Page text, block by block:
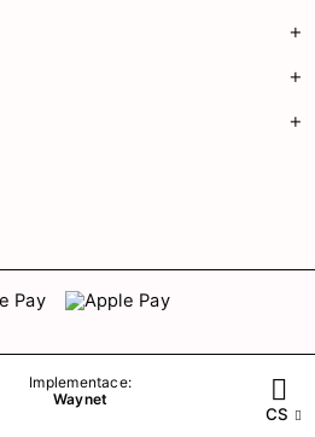
+
+
+
Implementace:
Waynet
CS